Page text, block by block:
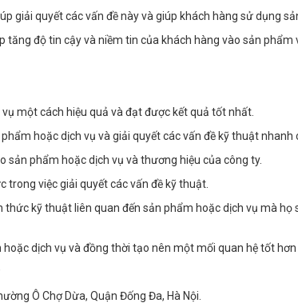
giải quyết các vấn đề này và giúp khách hàng sử dụng
tăng độ tin cậy và niềm tin của khách hàng vào sản phẩm
một cách hiệu quả và đạt được kết quả tốt nhất.
hoặc dịch vụ và giải quyết các vấn đề kỹ thuật nhanh
sản phẩm hoặc dịch vụ và thương hiệu của công ty.
trong việc giải quyết các vấn đề kỹ thuật.
kỹ thuật liên quan đến sản phẩm hoặc dịch vụ mà
dịch vụ và đồng thời tạo nên một mối quan hệ tốt
Ô Chợ Dừa, Quận Đống Đa, Hà Nội.